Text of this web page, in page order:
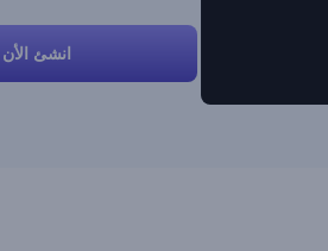
انشئ الأن